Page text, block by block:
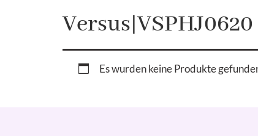
Versus|VSPHJ0620
Es wurden keine Produkte